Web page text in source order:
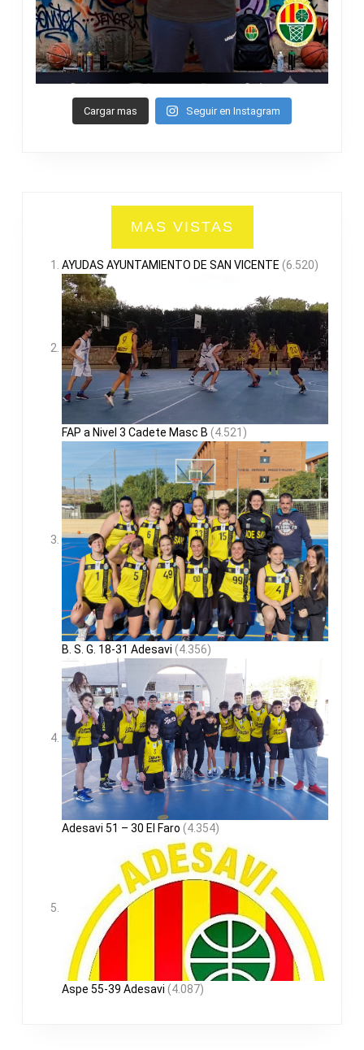
Cargar mas Seguir en Instagram
MAS VISTAS
AYUDAS AYUNTAMIENTO DE SAN VICENTE (6.520)
FAP a Nivel 3 Cadete Masc B (4.521)
B. S. G. 18-31 Adesavi (4.356)
Adesavi 51 – 30 El Faro (4.354)
Aspe 55-39 Adesavi (4.087)